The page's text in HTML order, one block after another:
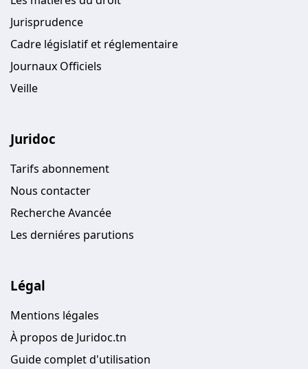
Jurisprudence
Cadre législatif et réglementaire
Journaux Officiels
Veille
Juridoc
Tarifs abonnement
Nous contacter
Recherche Avancée
Les derniéres parutions
Légal
Mentions légales
À propos de Juridoc.tn
Guide complet d'utilisation